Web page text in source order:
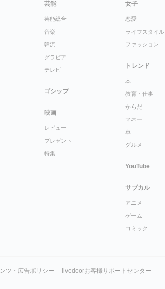
芸能
芸能総合
音楽
韓流
グラビア
テレビ
ゴシップ
映画
レビュー
プレゼント
特集
女子
恋愛
ライフスタイル
ファッション
トレンド
本
教育・仕事
からだ
マネー
車
グルメ
YouTube
サブカル
アニメ
ゲーム
コミック
ツ・広告ポリシー livedoorお客様サポートセンター